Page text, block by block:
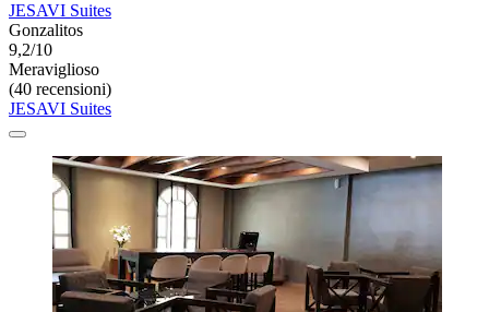
JESAVI Suites
Gonzalitos
9,2/10
Meraviglioso
(40 recensioni)
JESAVI Suites